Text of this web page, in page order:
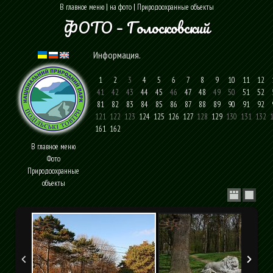
В главное меню|на фото|Природоохранные объекты
ФОТО – Голосковский
В главное меню
Фото
Природоохранные
объекты
Информация.
1 2 3 4 5 6 7 8 9 10 11 12
41 42 43 44 45 46 47 48 49 50 51 52
81
82 83 84 85 86 87 88 89 90 91 92
121122123124 125 126 127128129130131132
161 162